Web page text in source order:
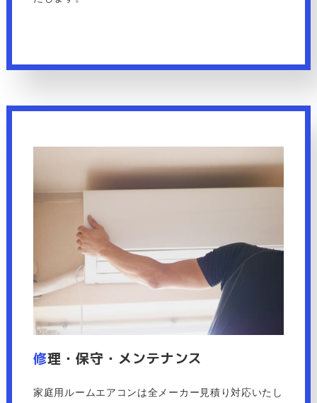
修理・保守・メンテナンス
家庭用ルームエアコンは全メーカー見積り対応いたし